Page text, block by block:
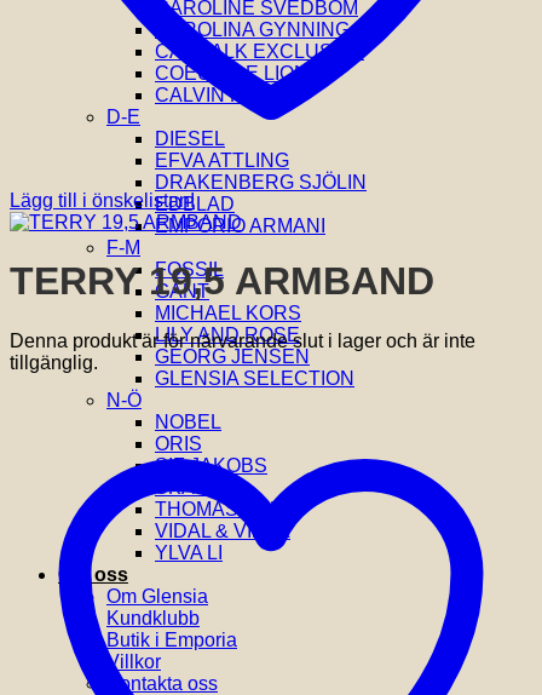
CAROLINE SVEDBOM
CAROLINA GYNNING
CATWALK EXCLUSIVE
COEUR DE LION
CALVIN KLEIN
D-E
DIESEL
EFVA ATTLING
DRAKENBERG SJÖLIN
EDBLAD
EMPORIO ARMANI
F-M
FOSSIL
GANT
MICHAEL KORS
LILY AND ROSE
GEORG JENSEN
GLENSIA SELECTION
N-Ö
NOBEL
ORIS
SIF JAKOBS
SKAGEN
THOMAS SABO
VIDAL & VIDAL
YLVA LI
Om oss
Om Glensia
Kundklubb
Butik i Emporia
Villkor
Kontakta oss
Lägg till i önskelistan!
TERRY 19,5 ARMBAND
Denna produkt är för närvarande slut i lager och är inte
tillgänglig.